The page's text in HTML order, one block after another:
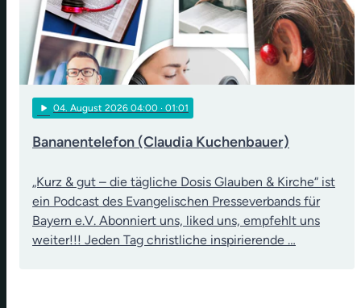
play_arrow 04. August 2026 04:00 · 01:01
Bananentelefon (Claudia Kuchenbauer)
„Kurz & gut – die tägliche Dosis Glauben & Kirche“ ist
ein Podcast des Evangelischen Presseverbands für
Bayern e.V. Abonniert uns, liked uns, empfehlt uns
weiter!!! Jeden Tag christliche inspirierende …